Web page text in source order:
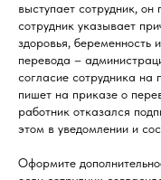
выступает сотрудник,
сотрудник указывает
здоровья, беременность
перевода –
согласие сотрудника на
пишет на приказе о
работник отказался
этом в уведомлении и
Оформите